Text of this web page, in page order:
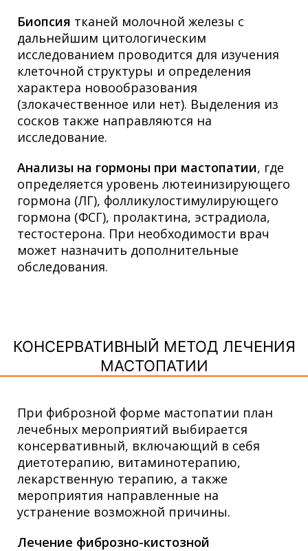
Биопсия тканей молочной железы с
дальнейшим цитологическим
исследованием проводится для изучения
клеточной структуры и определения
характера новообразования
(злокачественное или нет). Выделения из
сосков также направляются на
исследование.
Анализы на гормоны при мастопатии, где
определяется уровень лютеинизирующего
гормона (ЛГ), фолликулостимулирующего
гормона (ФСГ), пролактина, эстрадиола,
тестостерона. При необходимости врач
может назначить дополнительные
обследования.
КОНСЕРВАТИВНЫЙ МЕТОД ЛЕЧЕНИЯ
МАСТОПАТИИ
При фиброзной форме мастопатии план
лечебных мероприятий выбирается
консервативный, включающий в себя
диетотерапию, витаминотерапию,
лекарственную терапию, а также
мероприятия направленные на
устранение возможной причины.
Лечение фиброзно-кистозной